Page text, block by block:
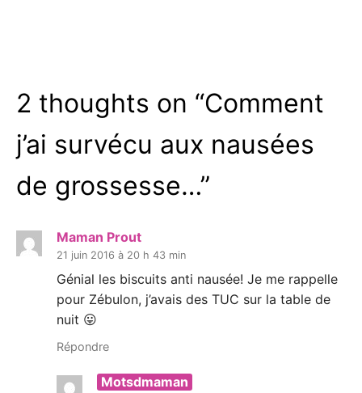
2 thoughts on “Comment
j’ai survécu aux nausées
de grossesse…”
Maman Prout
21 juin 2016 à 20 h 43 min
Génial les biscuits anti nausée! Je me rappelle
pour Zébulon, j’avais des TUC sur la table de
nuit 😛
Répondre
Motsdmaman